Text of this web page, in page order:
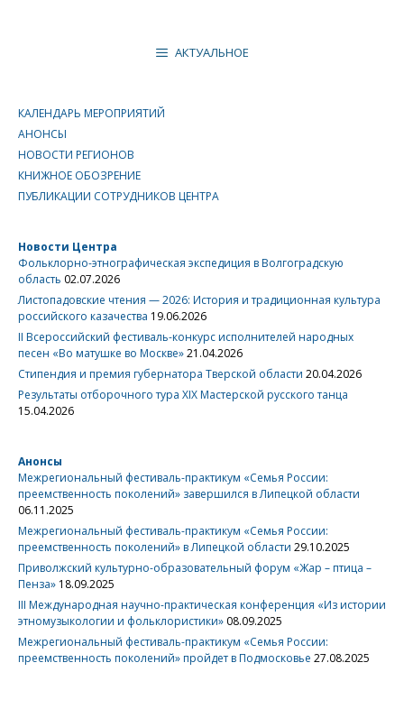
АКТУАЛЬНОЕ
КАЛЕНДАРЬ МЕРОПРИЯТИЙ
АНОНСЫ
НОВОСТИ РЕГИОНОВ
КНИЖНОЕ ОБОЗРЕНИЕ
ПУБЛИКАЦИИ СОТРУДНИКОВ ЦЕНТРА
Новости Центра
Фольклорно-этнографическая экспедиция в Волгоградскую
область 02.07.2026
Листопадовские чтения — 2026: История и традиционная культура
российского казачества 19.06.2026
II Всероссийский фестиваль-конкурс исполнителей народных
песен «Во матушке во Москве»21.04.2026
Стипендия и премия губернатора Тверской области 20.04.2026
Результаты отборочного тура XIX Мастерской русского танца
15.04.2026
Анонсы
Межрегиональный фестиваль-практикум «Семья России:
преемственность поколений» завершился в Липецкой области
06.11.2025
Межрегиональный фестиваль-практикум «Семья России:
преемственность поколений» в Липецкой области 29.10.2025
Приволжский культурно-образовательный форум «Жар – птица –
Пенза» 18.09.2025
III Международная научно-практическая конференция «Из истории
этномузыкологии и фольклористики» 08.09.2025
Межрегиональный фестиваль-практикум «Семья России:
преемственность поколений» пройдет в Подмосковье 27.08.2025